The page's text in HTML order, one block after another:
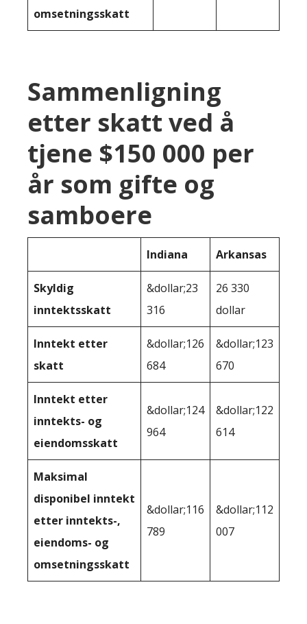
omsetningsskatt
Sammenligning
etter skatt ved å
tjene $150 000 per
år som gifte og
samboere
Indiana Arkansas
Skyldig
inntektsskatt
&dollar;23
316
26 330
dollar
Inntekt etter
skatt
&dollar;126
684
&dollar;123
670
Inntekt etter
inntekts- og
eiendomsskatt
&dollar;124
964
&dollar;122
614
Maksimal
disponibel inntekt
etter inntekts-,
eiendoms- og
omsetningsskatt
&dollar;116
789
&dollar;112
007